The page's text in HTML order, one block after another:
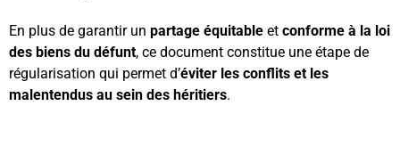
En plus de garantir un partage équitable et conforme à la loi
des biens du défunt, ce document constitue une étape de
régularisation qui permet d’éviter les conflits et les
malentendus au sein des héritiers.